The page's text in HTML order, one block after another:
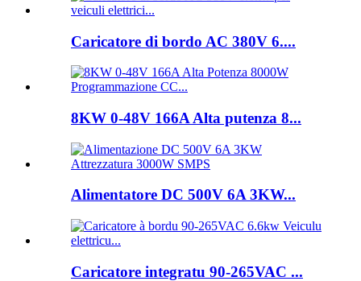
Caricatore di bordo AC 380V 6....
8KW 0-48V 166A Alta putenza 8...
Alimentatore DC 500V 6A 3KW...
Caricatore integratu 90-265VAC ...